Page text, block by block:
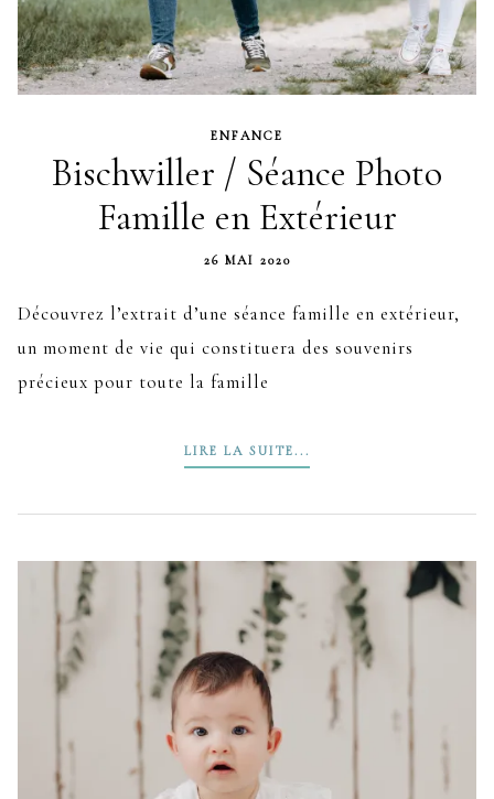
ENFANCE
Bischwiller / Séance Photo
Famille en Extérieur
26 MAI 2020
Découvrez l’extrait d’une séance famille en extérieur,
un moment de vie qui constituera des souvenirs
précieux pour toute la famille
LIRE LA SUITE...